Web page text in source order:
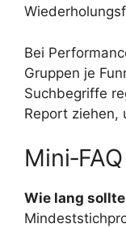
Bei
Gruppen je
Suchbegriffe
Report ziehen,
Mini‑FAQ
Wie lang